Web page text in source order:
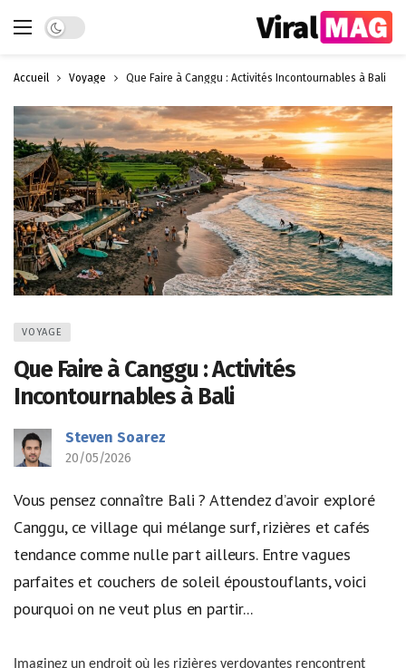
Dark mode
Accueil Voyage Que Faire à Canggu : Activités Incontournables à Bali
VOYAGE
Que Faire à Canggu : Activités
Incontournables à Bali
Steven Soarez
20/05/2026
Vous pensez connaître Bali ? Attendez d’avoir exploré
Canggu, ce village qui mélange surf, rizières et cafés
tendance comme nulle part ailleurs. Entre vagues
parfaites et couchers de soleil époustouflants, voici
pourquoi on ne veut plus en partir...
Imaginez un endroit où les rizières verdoyantes rencontrent